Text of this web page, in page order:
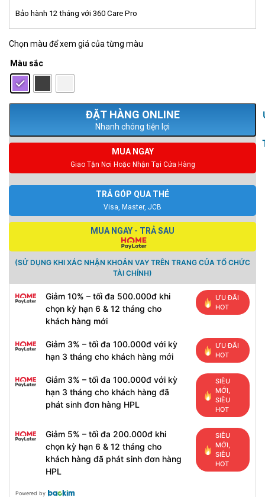
Bảo hành 12 tháng với 360 Care Pro
Chọn màu để xem giá của từng màu
Màu sắc
Nhanh chóng tiện lợi
MUA NGAY
Giao Tận Nơi Hoặc Nhận Tại Cửa Hàng
TRẢ GÓP QUA THẺ
Visa, Master, JCB
MUA NGAY - TRẢ SAU
(SỬ DỤNG KHI XÁC NHẬN KHOẢN VAY TRÊN TRANG CỦA TỔ CHỨC
TÀI CHÍNH)
Giảm 10% – tối đa 500.000đ khi
chọn kỳ hạn 6 & 12 tháng cho
khách hàng mới
ƯU ĐÃI
HOT
Giảm 3% – tối đa 100.000đ với kỳ
hạn 3 tháng cho khách hàng mới
ƯU ĐÃI
HOT
Giảm 3% – tối đa 100.000đ với kỳ
hạn 3 tháng cho khách hàng đã
phát sinh đơn hàng HPL
SIÊU
MỚI,
SIÊU
HOT
Giảm 5% – tối đa 200.000đ khi
chọn kỳ hạn 6 & 12 tháng cho
khách hàng đã phát sinh đơn hàng
HPL
SIÊU
MỚI,
SIÊU
HOT
Powered by